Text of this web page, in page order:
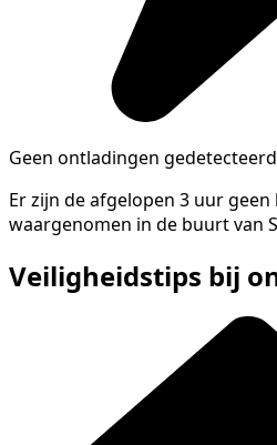
Geen ontladingen gedetecteerd
Er zijn de afgelopen 3 uur
waargenomen in de buurt van
Veiligheidstips bij